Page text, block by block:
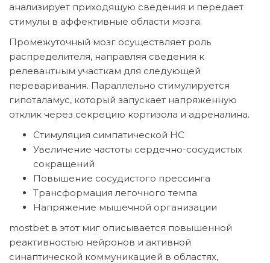
анализирует приходящую сведения и передает
стимулы в аффективные области мозга.
Промежуточный мозг осуществляет роль
распределителя, направляя сведения к
релевантным участкам для следующей
переваривания. Параллельно стимулируется
гипоталамус, который запускает напряженную
отклик через секрецию кортизола и адреналина.
Стимуляция симпатической НС
Увеличение частоты сердечно-сосудистых
сокращений
Повышение сосудистого прессинга
Трансформация легочного темпа
Напряжение мышечной организации
mostbet в этот миг описывается повышенной
реактивностью нейронов и активной
синаптической коммуникацией в областях,